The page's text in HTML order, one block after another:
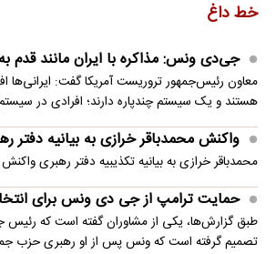
خط داغ
جی‌دی ونس: مذاکره با ایران مانند
معاون رئیس‌جمهور تروریست آمریکا گفت: ایرانی‌ها
هستند و یک سیستم چندپاره دارند؛ افرادی در
واکنش محمدباقر خرازی به بیانیه دفتر
محمدباقر خرازی به بیانیه تکذیبیه دفتر رهبری
حمایت ترامپ از جی دی ونس برای انتخابات
طبق گزارش‌ها، یکی از مشاوران گفته است که
تصمیم گرفته است که ونس پس از او رهبری حزب